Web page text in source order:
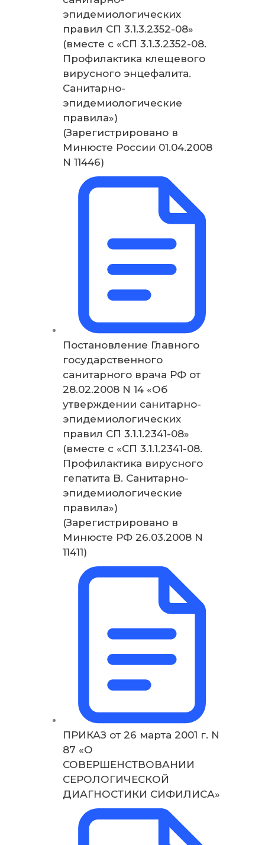
эпидемиологических
правил СП 3.1.3.2352-08»
(вместе с «СП 3.1.3.2352-08.
Профилактика клещевого
вирусного энцефалита.
Санитарно-
эпидемиологические
правила»)
(Зарегистрировано в
Минюсте России 01.04.2008
N 11446)
Постановление Главного
государственного
санитарного врача РФ от
28.02.2008 N 14 «Об
утверждении санитарно-
эпидемиологических
правил СП 3.1.1.2341-08»
(вместе с «СП 3.1.1.2341-08.
Профилактика вирусного
гепатита B. Санитарно-
эпидемиологические
правила»)
(Зарегистрировано в
Минюсте РФ 26.03.2008 N
11411)
ПРИКАЗ от 26 марта 2001 г. N
87 «О
СОВЕРШЕНСТВОВАНИИ
СЕРОЛОГИЧЕСКОЙ
ДИАГНОСТИКИ СИФИЛИСА»